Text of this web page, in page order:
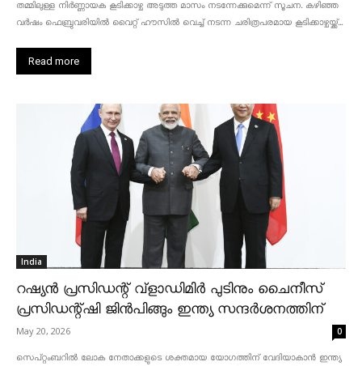
തമ്മിലുള്ള നിർണ്ണായക കൂടിക്കാഴ്ച അടുത്ത മാസം നടന്നേക്കുമെന്ന് സൂചന. കഴിഞ്ഞ
വർഷം ഫെബ്രുവരിയിൽ വൈറ്റ് ഹൗസിൽ വെച്ച് നടന്ന ചരിത്രപരമായ കൂടിക്കാഴ്ചയ്ക്ക്...
Read more
India
റഷ്യൻ പ്രസിഡന്റ് വ്‌ളാഡിമിർ പുടിനും ചൈനീസ്
പ്രസിഡന്റ്ഷി ജിൻപിങ്ങും ഇന്ത്യ സന്ദർശനത്തിന്
May 20, 2026 0
സെപ്റ്റംബറിൽ ലോക നേതാക്കളുടെ ശക്തമായ യോഗത്തിന് വേദിയാകാൻ ഇന്ത്യ